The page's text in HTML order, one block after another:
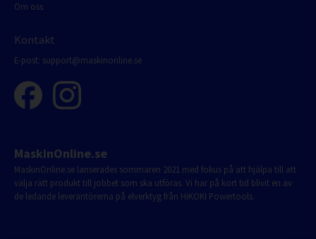
Om oss
Kontakt
E-post: support@maskinonline.se
MaskinOnline.se
MaskinOnline.se lanserades sommaren 2021 med fokus på att hjälpa till att
välja rätt produkt till jobbet som ska utföras. Vi har på kort tid blivit en av
de ledande leverantörerna på elverktyg från HiKOKI Powertools.